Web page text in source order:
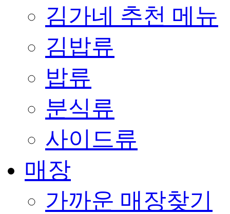
김가네 추천 메뉴
김밥류
밥류
분식류
사이드류
매장
가까운 매장찾기